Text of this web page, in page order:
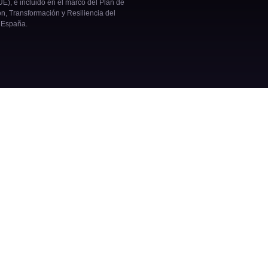
e incluido en el marco del Plan de
Transformación y Resiliencia del